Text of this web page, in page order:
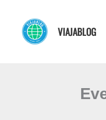
contenido
VIAJABLOG